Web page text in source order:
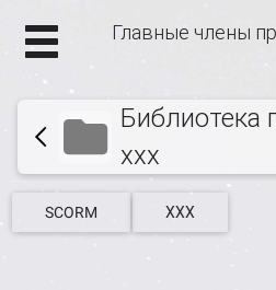
Главные члены
Библиотека
ххх
SCORM ХХХ